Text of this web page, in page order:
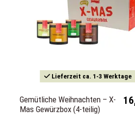
Lieferzeit ca. 1-3 Werktage
Gemütliche Weihnachten – X-
Mas Gewürzbox (4-teilig)